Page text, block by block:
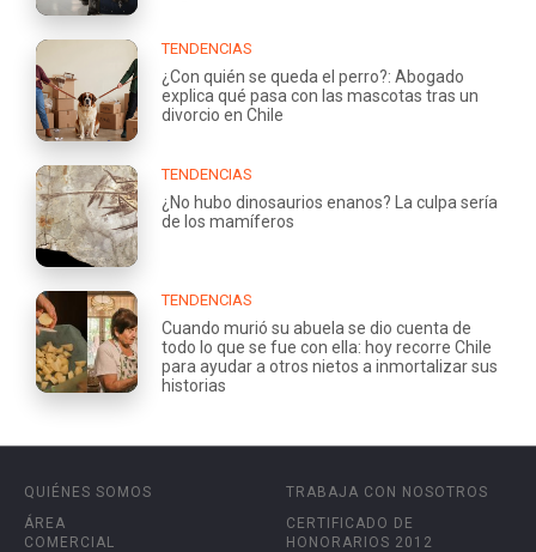
TENDENCIAS
¿Con quién se queda el perro?: Abogado
explica qué pasa con las mascotas tras un
divorcio en Chile
TENDENCIAS
¿No hubo dinosaurios enanos? La culpa sería
de los mamíferos
TENDENCIAS
Cuando murió su abuela se dio cuenta de
todo lo que se fue con ella: hoy recorre Chile
para ayudar a otros nietos a inmortalizar sus
historias
QUIÉNES SOMOS
ÁREA
COMERCIAL
TRABAJA CON NOSOTROS
CERTIFICADO DE
HONORARIOS 2012